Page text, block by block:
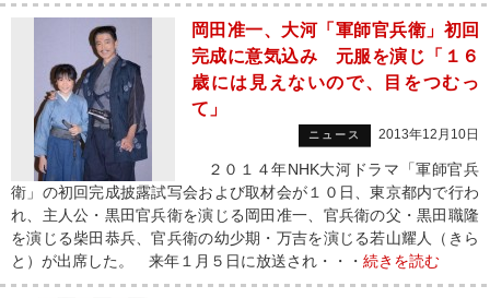
岡田准一、大河「軍師官兵衛」初回
完成に意気込み 元服を演じ「１６
歳には見えないので、目をつむっ
て」
ニュース 2013年12月10日
２０１４年NHK大河ドラマ「軍師官兵
衛」の初回完成披露試写会および取材会が１０日、東京都内で行わ
れ、主人公・黒田官兵衛を演じる岡田准一、官兵衛の父・黒田職隆
を演じる柴田恭兵、官兵衛の幼少期・万吉を演じる若山耀人（きら
と）が出席した。 来年１月５日に放送され・・・ 続きを読む